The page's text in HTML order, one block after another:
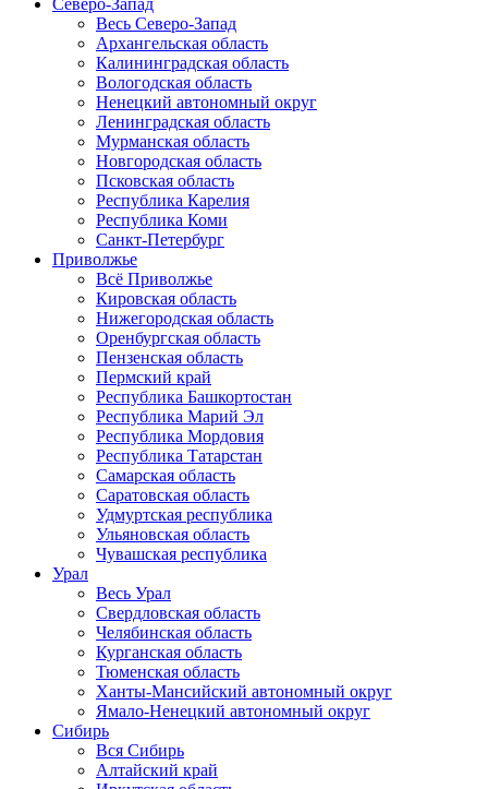
Северо-Запад
Весь Северо-Запад
Архангельская область
Калининградская область
Вологодская область
Ненецкий автономный округ
Ленинградская область
Мурманская область
Новгородская область
Псковская область
Республика Карелия
Республика Коми
Санкт-Петербург
Приволжье
Всё Приволжье
Кировская область
Нижегородская область
Оренбургская область
Пензенская область
Пермский край
Республика Башкортостан
Республика Марий Эл
Республика Мордовия
Республика Татарстан
Самарская область
Саратовская область
Удмуртская республика
Ульяновская область
Чувашская республика
Урал
Весь Урал
Свердловская область
Челябинская область
Курганская область
Тюменская область
Ханты-Мансийский автономный округ
Ямало-Ненецкий автономный округ
Сибирь
Вся Сибирь
Алтайский край